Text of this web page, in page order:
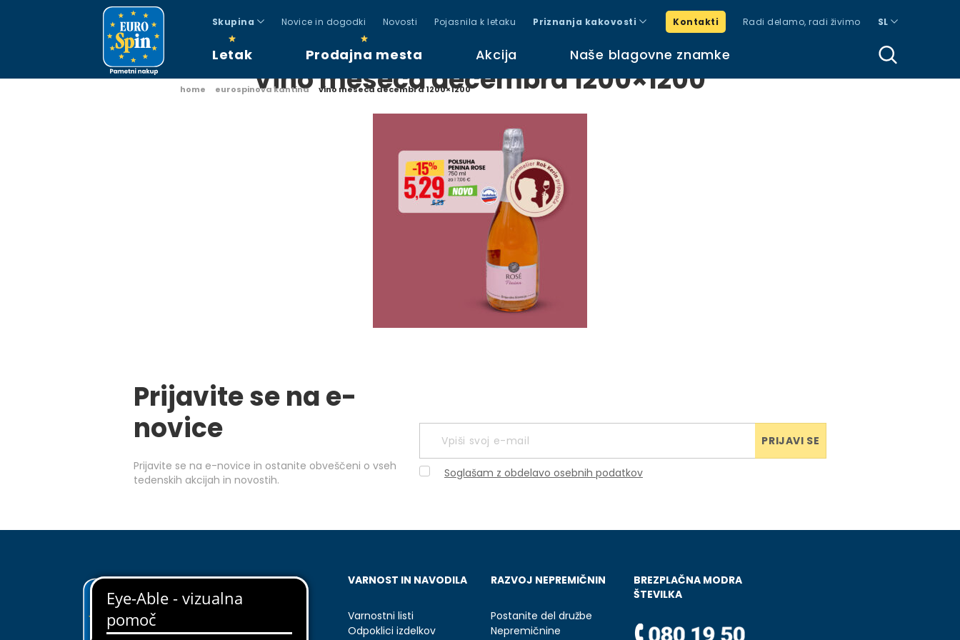
Skupina Novice in dogodki Novosti Pojasnila k letaku Priznanja kakovosti Kontakti Radi delamo, radi živimo SL
Letak Prodajna mesta Akcija Naše blagovne znamke
home eurospinova kantina vino meseca decembra 1200×1200
Vino meseca decembra 1200×1200
Prijavite se na e-
novice
Prijavite se na e-novice in ostanite obveščeni o vseh
tedenskih akcijah in novostih.
PRIJAVI SE
Soglašam z obdelavo osebnih podatkov
ODKRIJ EUROSPIN
Upravljanje
VARNOST IN NAVODILA
Varnostni listi
Odpoklici izdelkov
RAZVOJ NEPREMIČNIN
Postanite del družbe
Nepremičnine
BREZPLAČNA MODRA
ŠTEVILKA